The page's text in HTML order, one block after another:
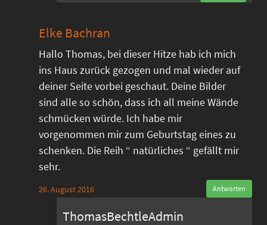
Elke Bachran
Hallo Thomas, bei dieser Hitze hab ich mich
ins Haus zurück gezogen und mal wieder auf
deiner Seite vorbei geschaut. Deine Bilder
sind alle so schön, dass ich all meine Wände
schmücken würde. Ich habe mir
vorgenommen mir zum Geburtstag eines zu
schenken. Die Reih “ natürliches “ gefällt mir
sehr.
26. August 2016 Antworten
ThomasBechtleAdmin